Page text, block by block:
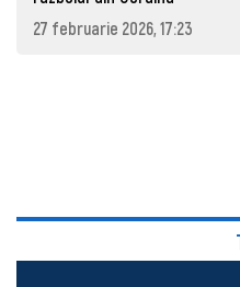
27 februarie 2026, 17:23